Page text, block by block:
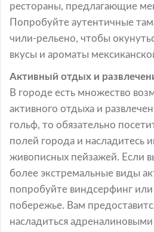
рестораны, предлагающие
Попробуйте аутентичные
чили-рельено, чтобы
вкусы и ароматы
Активный отдых и
В городе есть множество
активного отдыха и
гольф, то обязательно
полей города и насладитесь
живописных пейзажей. Если
более экстремальные виды
попробуйте виндсерфинг или
побережье. Вам
насладиться